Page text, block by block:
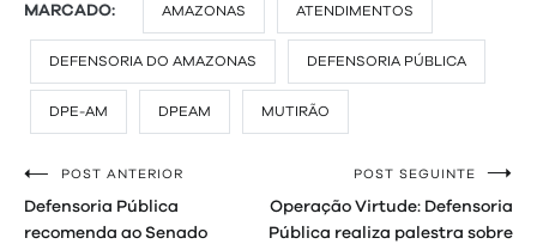
MARCADO: AMAZONAS ATENDIMENTOS
DEFENSORIA DO AMAZONAS DEFENSORIA PÚBLICA
DPE-AM DPEAM MUTIRÃO
Navegação
de
POST ANTERIOR
Defensoria Pública
recomenda ao Senado
POST SEGUINTE
Operação Virtude: Defensoria
Pública realiza palestra sobre